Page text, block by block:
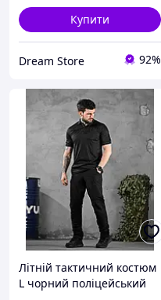
Купити
Dream Store 92%
Літній тактичний костюм
L чорний поліцейський